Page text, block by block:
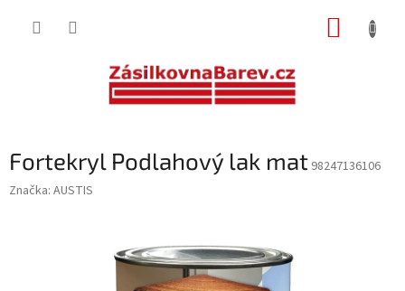
Fortekryl Podlahový lak mat 98247136106
Značka: AUSTIS